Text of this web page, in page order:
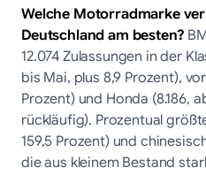
Welche Motorradmarke
Deutschland am besten?
12.074 Zulassungen in der
bis Mai, plus 8,9 Prozent),
Prozent) und Honda (8.186,
rückläufig). Prozentual
159,5 Prozent) und
die aus kleinem Bestand